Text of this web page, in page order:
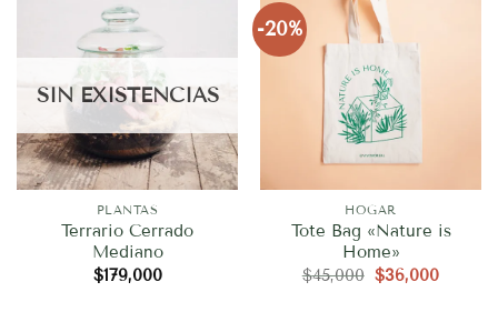
SIN EXISTENCIAS
PLANTAS
Terrario Cerrado
Mediano
$179,000
-20%
HOGAR
Tote Bag «Nature is
Home»
$45,000 El
$36,000El